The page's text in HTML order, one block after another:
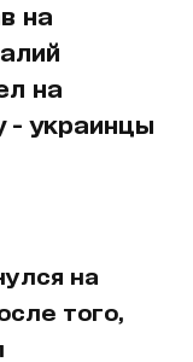
на
на
- украинцы
на
того,